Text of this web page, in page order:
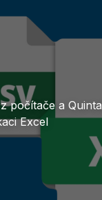
počítače a
Excel